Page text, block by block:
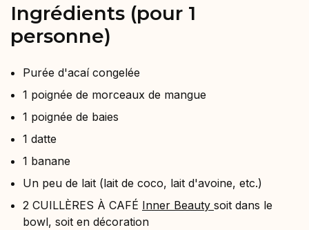
Ingrédients (pour 1
personne)
Purée d'acaí congelée
1 poignée de morceaux de mangue
1 poignée de baies
1 datte
1 banane
Un peu de lait (lait de coco, lait d'avoine, etc.)
2 CUILLÈRES À CAFÉ Inner Beauty soit dans le
bowl, soit en décoration